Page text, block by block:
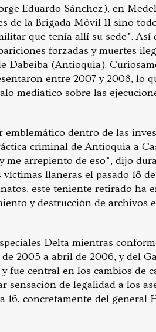
Eduardo Sánchez), en
de la Brigada Móvil 11 sino
que tenía allí su sede”. Así
forzadas y muertes
Dabeiba (Antioquia).
entre 2007 y 2008, lo
mediático sobre las
dentro de las
criminal de Antioquia a
me arrepiento de eso”, dijo
llaneras el pasado 18
este teniente retirado ha
y destrucción de archivos
Delta mientras
2005 a abril de 2006, y del
fue central en los cambios de
sensación de legalidad a los
16, concretamente del general